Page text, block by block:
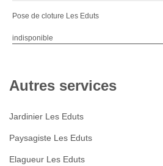
Pose de cloture Les Eduts
indisponible
Autres services
Jardinier Les Eduts
Paysagiste Les Eduts
Elagueur Les Eduts